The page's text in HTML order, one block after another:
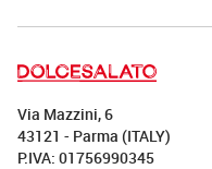
Via Mazzini, 6
43121 - Parma (ITALY)
P.IVA: 01756990345